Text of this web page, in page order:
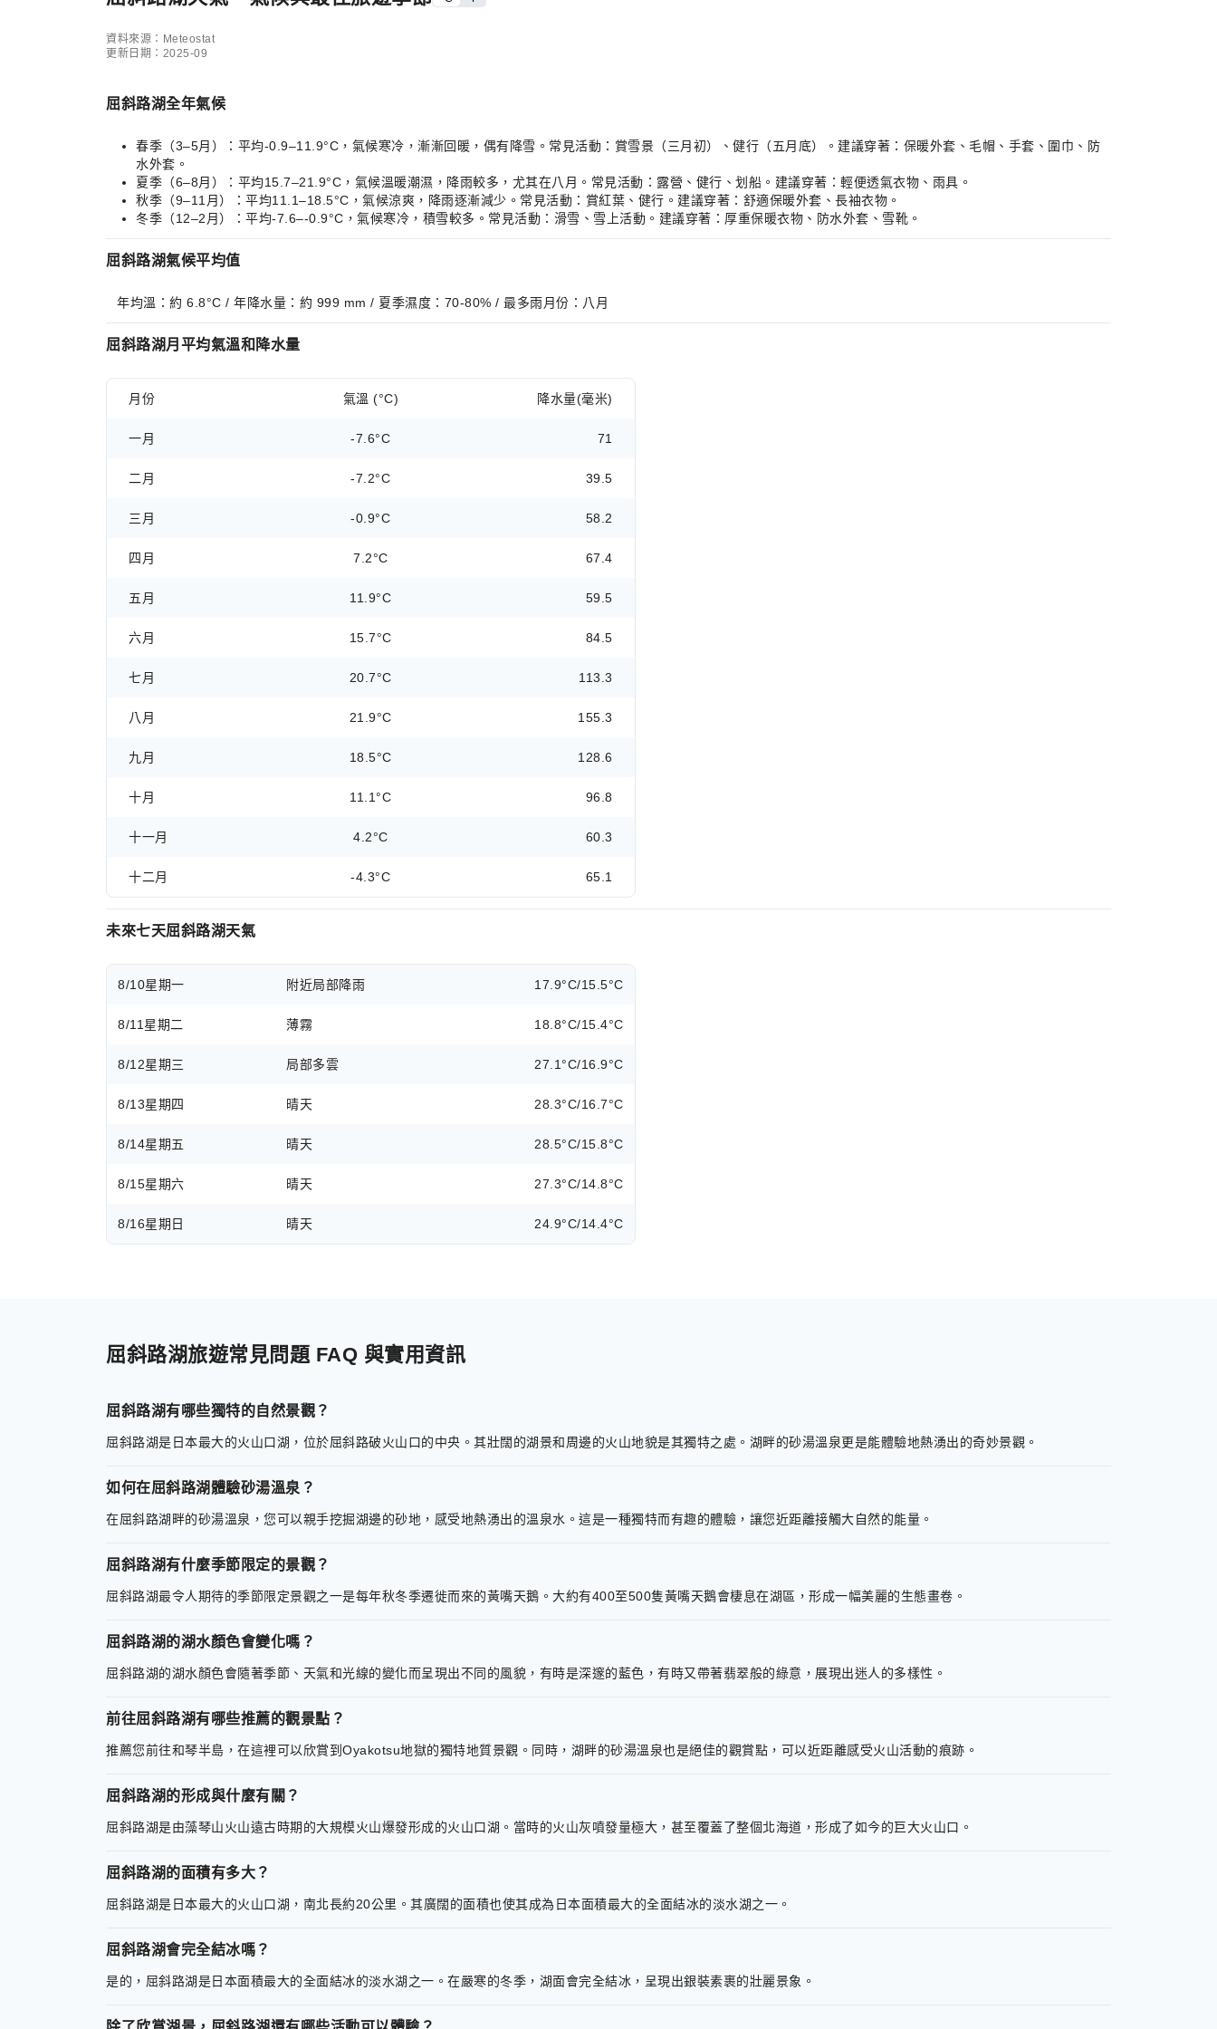
資料來源：Meteostat
更新日期：2025-09
屈斜路湖全年氣候
春季（3–5月）：平均-0.9–11.9°C，氣候寒冷，漸漸回暖，偶有降雪。常見活動：賞雪景（三月初）、健行（五月底）。建議穿著：保暖外套、毛帽、手套、圍巾、防
水外套。
夏季（6–8月）：平均15.7–21.9°C，氣候溫暖潮濕，降雨較多，尤其在八月。常見活動：露營、健行、划船。建議穿著：輕便透氣衣物、雨具。
秋季（9–11月）：平均11.1–18.5°C，氣候涼爽，降雨逐漸減少。常見活動：賞紅葉、健行。建議穿著：舒適保暖外套、長袖衣物。
冬季（12–2月）：平均-7.6–-0.9°C，氣候寒冷，積雪較多。常見活動：滑雪、雪上活動。建議穿著：厚重保暖衣物、防水外套、雪靴。
屈斜路湖氣候平均值
年均溫：約 6.8°C / 年降水量：約 999 mm / 夏季濕度：70-80% / 最多雨月份：八月
屈斜路湖月平均氣溫和降水量
月份 氣溫 (°C) 降水量(毫米)
一月 -7.6°C 71
二月 -7.2°C 39.5
三月 -0.9°C 58.2
四月 7.2°C 67.4
五月 11.9°C 59.5
六月 15.7°C 84.5
七月 20.7°C 113.3
八月 21.9°C 155.3
九月 18.5°C 128.6
十月 11.1°C 96.8
十一月 4.2°C 60.3
十二月 -4.3°C 65.1
未來七天屈斜路湖天氣
8/10星期一 附近局部降雨 17.9°C/15.5°C
8/11 星期二 薄霧 18.8°C/15.4°C
8/12星期三 局部多雲 27.1°C/16.9°C
8/13星期四 晴天 28.3°C/16.7°C
8/14星期五 晴天 28.5°C/15.8°C
8/15星期六 晴天 27.3°C/14.8°C
8/16星期日 晴天 24.9°C/14.4°C
屈斜路湖旅遊常見問題 FAQ 與實用資訊
屈斜路湖有哪些獨特的自然景觀？
屈斜路湖是日本最大的火山口湖，位於屈斜路破火山口的中央。其壯闊的湖景和周邊的火山地貌是其獨特之處。湖畔的砂湯溫泉更是能體驗地熱湧出的奇妙景觀。
如何在屈斜路湖體驗砂湯溫泉？
在屈斜路湖畔的砂湯溫泉，您可以親手挖掘湖邊的砂地，感受地熱湧出的溫泉水。這是一種獨特而有趣的體驗，讓您近距離接觸大自然的能量。
屈斜路湖有什麼季節限定的景觀？
屈斜路湖最令人期待的季節限定景觀之一是每年秋冬季遷徙而來的黃嘴天鵝。大約有400至500隻黃嘴天鵝會棲息在湖區，形成一幅美麗的生態畫卷。
屈斜路湖的湖水顏色會變化嗎？
屈斜路湖的湖水顏色會隨著季節、天氣和光線的變化而呈現出不同的風貌，有時是深邃的藍色，有時又帶著翡翠般的綠意，展現出迷人的多樣性。
前往屈斜路湖有哪些推薦的觀景點？
推薦您前往和琴半島，在這裡可以欣賞到Oyakotsu地獄的獨特地質景觀。同時，湖畔的砂湯溫泉也是絕佳的觀賞點，可以近距離感受火山活動的痕跡。
屈斜路湖的形成與什麼有關？
屈斜路湖是由藻琴山火山遠古時期的大規模火山爆發形成的火山口湖。當時的火山灰噴發量極大，甚至覆蓋了整個北海道，形成了如今的巨大火山口。
屈斜路湖的面積有多大？
屈斜路湖是日本最大的火山口湖，南北長約20公里。其廣闊的面積也使其成為日本面積最大的全面結冰的淡水湖之一。
屈斜路湖會完全結冰嗎？
是的，屈斜路湖是日本面積最大的全面結冰的淡水湖之一。在嚴寒的冬季，湖面會完全結冰，呈現出銀裝素裹的壯麗景象。